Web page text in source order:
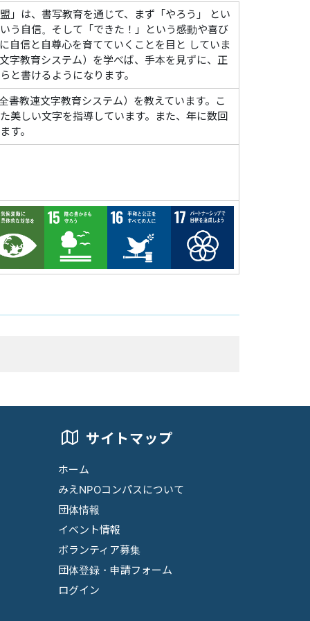
」は、書写教育を通じて、まず「やろう」 とい
う自信。そして「できた！」という感動や喜び
自信と自尊心を育てていくことを目と していま
字教育システム）を学べば、手本を見ずに、正
と書けるようになります。
書教連文字教育システム）を教えています。こ
美しい文字を指導しています。また、年に数回
す。
サイトマップ
ホーム
みえNPOコンパスについて
団体情報
イベント情報
ボランティア募集
団体登録・申請フォーム
ログイン